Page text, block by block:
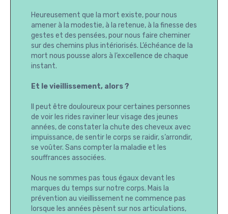
Heureusement que la mort existe, pour nous
amener à la modestie, à la retenue, à la finesse des
gestes et des pensées, pour nous faire cheminer
sur des chemins plus intériorisés. L’échéance de la
mort nous pousse alors à l’excellence de chaque
instant.
Et le vieillissement, alors ?
Il peut être douloureux pour certaines personnes
de voir les rides raviner leur visage des jeunes
années, de constater la chute des cheveux avec
impuissance, de sentir le corps se raidir, s’arrondir,
se voûter. Sans compter la maladie et les
souffrances associées.
Nous ne sommes pas tous égaux devant les
marques du temps sur notre corps. Mais la
prévention au vieillissement ne commence pas
lorsque les années pèsent sur nos articulations,